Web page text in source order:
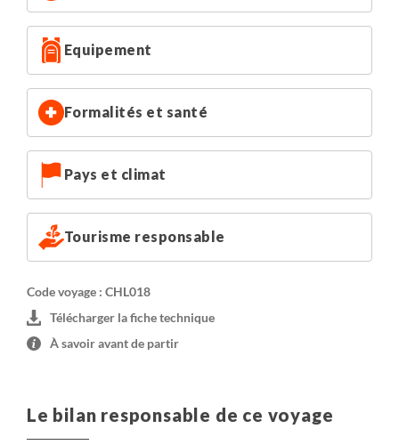
Santiago : Hôtel Rugendas
Ile de Pâques : Hôtel Taura'a
Quito : Hôtel Ikala
Ile Santa Cruz : Hôtel Dejavu
Ile Isabela : Hôtel San Vicente
Equipement
Formalités et santé
Pays et climat
Tourisme responsable
Code voyage : CHL018
Télécharger la fiche technique
À savoir avant de partir
Le bilan responsable de ce voyage